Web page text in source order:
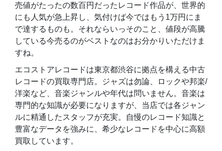
売値がたったの数百円だったレコード作品が、世界的
にも人気が急上昇し、気付けば今ではもう1万円にま
で達するものも。それならいっそのこと、値段が高騰
している今売るのがベストなのはお分かりいただけま
すね。
エコストアレコードは東京都渋谷に拠点を構える中古
レコードの買取専門店。ジャズは勿論、ロックや邦楽/
洋楽など、音楽ジャンルや年代は問いません。音楽は
専門的な知識が必要になりますが、当店では各ジャン
ルに精通したスタッフが充実。自慢のレコード知識と
豊富なデータを強みに、希少なレコードを中心に高額
買取しています。